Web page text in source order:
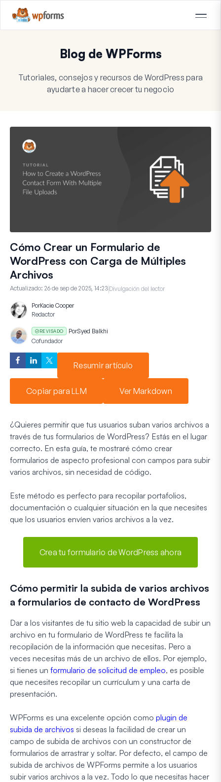
Blog de WPForms
Tutoriales, consejos y recursos de WordPress para
ayudarte a hacer crecer tu negocio
Cómo Crear un Formulario de
WordPress con Carga de Múltiples
Archivos
Actualizado: 26 de sep de 2025, 14:23 Divulgación del lector
PorKacie Cooper
Redactor
REVISADO PorSyed Balkhi
Cofundador
Resumir artículo
Copiar para LLM Ver Markdown
¿Quieres permitir que tus usuarios suban varios archivos a
través de tus formularios de WordPress? Estás en el lugar
correcto. En esta guía, te mostraré cómo crear
formularios de aspecto profesional con campos para subir
varios archivos, sin necesidad de código.
Este método es perfecto para recopilar portafolios,
documentación o cualquier situación en la que necesites
que los usuarios envíen varios archivos a la vez.
Crea tu formulario de WordPress ahora
Cómo permitir la subida de varios archivos
a formularios de contacto de WordPress
Dar a los visitantes de tu sitio web la capacidad de subir un
archivo en tu formulario de WordPress te facilita la
recopilación de la información que necesitas. Pero a
veces necesitas más de un archivo de ellos. Por ejemplo,
si tienes un formulario de solicitud de empleo, es posible
que necesites recopilar un currículum y una carta de
presentación.
WPForms es una excelente opción como plugin de
subida de archivos si deseas la facilidad de crear un
campo de subida de archivos con un constructor de
formularios de arrastrar y soltar. Por defecto, el campo de
subida de archivos de WPForms permite a los usuarios
subir varios archivos a la vez. Todo lo que necesitas hacer